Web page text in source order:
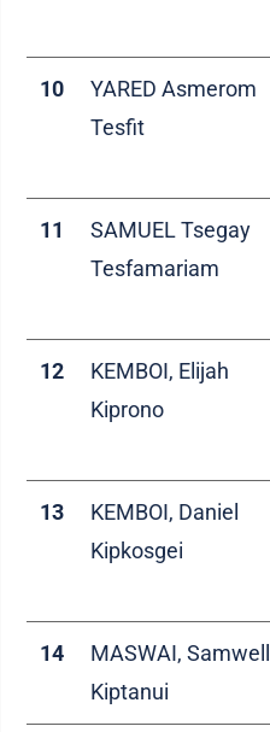
10
YARED Asmerom
Tesfit
11
SAMUEL Tsegay
Tesfamariam
12
KEMBOI, Elijah
Kiprono
13
KEMBOI, Daniel
Kipkosgei
14
MASWAI, Samwell
Kiptanui